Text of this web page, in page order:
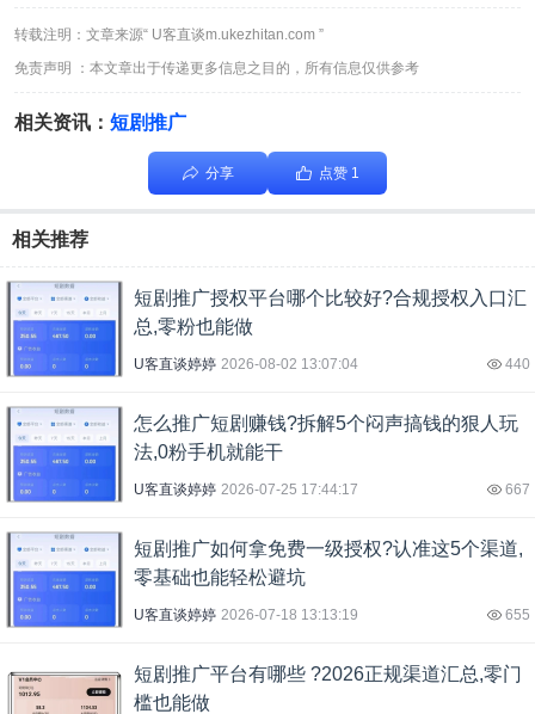
转载注明：文章来源“ U客直谈m.ukezhitan.com ”
免责声明 ：本文章出于传递更多信息之目的，所有信息仅供参考
相关资讯： 短剧推广
分享 点赞 1
相关推荐
短剧推广授权平台哪个比较好?合规授权入口汇
总,零粉也能做
U客直谈婷婷 2026-08-02 13:07:04 440
怎么推广短剧赚钱?拆解5个闷声搞钱的狠人玩
法,0粉手机就能干
U客直谈婷婷 2026-07-25 17:44:17 667
短剧推广如何拿免费一级授权?认准这5个渠道,
零基础也能轻松避坑
U客直谈婷婷 2026-07-18 13:13:19 655
短剧推广平台有哪些 ?2026正规渠道汇总,零门
槛也能做